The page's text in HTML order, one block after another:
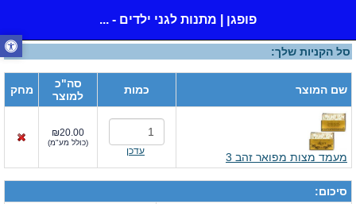
פופגן | מתנות לגני ילדים - ...
סל הקניות שלך:
שם המוצר כמות
סה"כ
למוצר
מחק
מעמד מצות מפואר זהב 3 עדכן
₪20.00
(כולל מע"מ)
סיכום: